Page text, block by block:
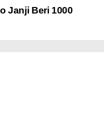
Janji Beri 1000